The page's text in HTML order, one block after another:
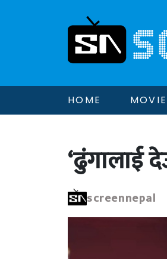
HOME
‘ढुंगालाई
screennepal